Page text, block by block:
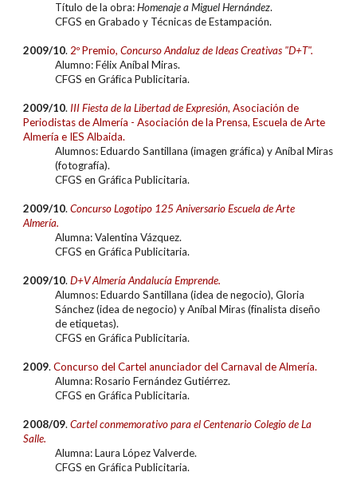
Título de la obra:Homenaje a Miguel Hernández.
CFGS enGrabado y Técnicas de Estampación.
2009/10. 2º Premio, Concurso Andaluz de Ideas Creativas "D+T".
Alumno: Félix Aníbal Miras.
CFGS enGráfica Publicitaria.
2009/10. III Fiesta de la Libertad de Expresión, Asociación de
Periodistas de Almería - Asociación de la Prensa, Escuela de Arte
Almería e IES Albaida.
Alumnos: Eduardo Santillana (imagen gráfica) y Aníbal Miras
(fotografía).
CFGS enGráfica Publicitaria.
2009/10.Concurso Logotipo 125 Aniversario Escuela de Arte
Almería.
Alumna: Valentina Vázquez.
CFGS enGráfica Publicitaria.
2009/10.D+V Almería Andalucía Emprende.
Alumnos: Eduardo Santillana (idea de negocio), Gloria
Sánchez (idea de negocio) y Aníbal Miras (finalista diseño
de etiquetas).
CFGS enGráfica Publicitaria.
2009.Concurso del Cartel anunciador del Carnaval de Almería.
Alumna: Rosario Fernández Gutiérrez.
CFGS enGráfica Publicitaria.
2008/09.Cartel conmemorativo para el Centenario Colegio de La
Salle.
Alumna: Laura López Valverde.
CFGS enGráfica Publicitaria.